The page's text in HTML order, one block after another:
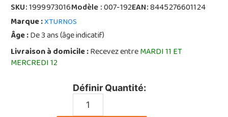
SKU:1999973016Modèle :007-192EAN:8445276601124
Marque :XTURNOS
Âge :De 3 ans (âge indicatif)
Livraison à domicile :Recevez entreMARDI 11 ET
MERCREDI 12
Définir Quantité: